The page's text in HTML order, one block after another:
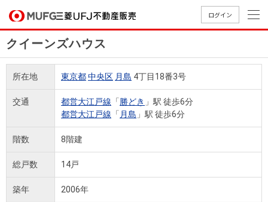
ログイン
買いたいTOP
中古
売りたいTOP
無
店舗案内TOP
店舗のご
会社情報TOP
ごあいさ
採用情報TOP
新卒採用
買いたい
売りたい
採用情報
クイーンズハウス
所在地 東京都中央区 月島 4丁目18番3号
交通 都営大江戸線 「 勝どき 」駅 徒歩6分
都営大江戸線 「 月島 」駅 徒歩6分
階数 8階建
総戸数 14戸
築年 2006年